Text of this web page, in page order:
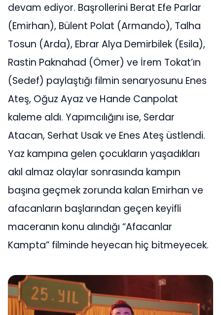
devam ediyor. Başrollerini Berat Efe Parlar
(Emirhan), Bülent Polat (Armando), Talha
Tosun (Arda), Ebrar Alya Demirbilek (Esila),
Rastin Paknahad (Ömer) ve İrem Tokat’ın
(Sedef) paylaştığı filmin senaryosunu Enes
Ateş, Oğuz Ayaz ve Hande Canpolat
kaleme aldı. Yapımcılığını ise, Serdar
Atacan, Serhat Usak ve Enes Ateş üstlendi.
Yaz kampına gelen çocukların yaşadıkları
akıl almaz olaylar sonrasında kampın
başına geçmek zorunda kalan Emirhan ve
afacanların başlarından geçen keyifli
maceranın konu alındığı “Afacanlar
Kampta” filminde heyecan hiç bitmeyecek.